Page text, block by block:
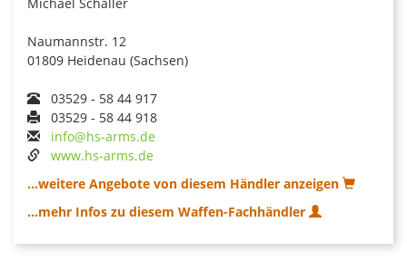
Naumannstr. 12
01809 Heidenau (Sachsen)
03529 - 58 44 917
03529 - 58 44 918
info@hs-arms.de
www.hs-arms.de
...weitere Angebote von diesem Händler anzeigen
...mehr Infos zu diesem Waffen-Fachhändler